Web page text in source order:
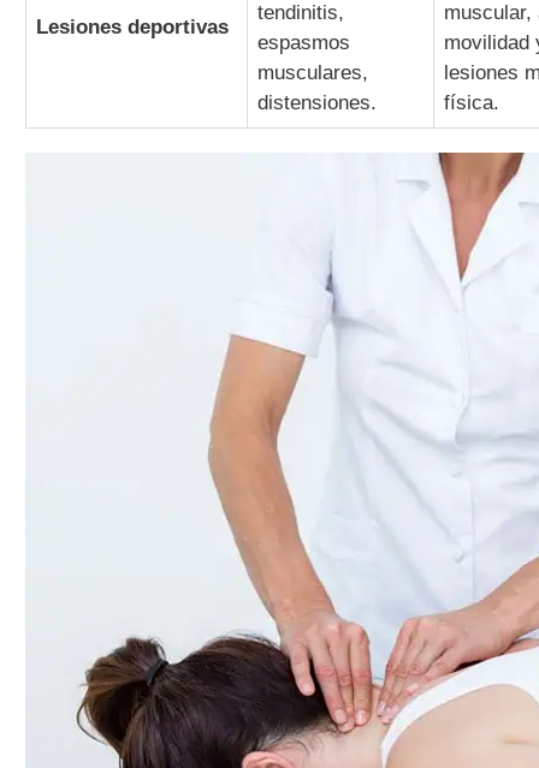
Lesiones deportivas
tendinitis,
espasmos
musculares,
distensiones.
muscular,
movilidad
lesiones
física.